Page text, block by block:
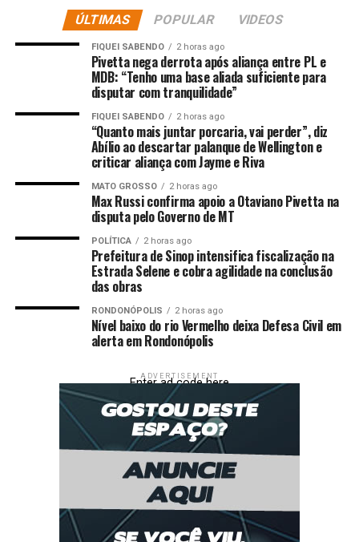
órgãos estaduais e famílias beneficiadas pela
regularização fundiária.
O juiz diretor do Fórum da Comarca de Jaciara,
Fernando Kendi Ishikawa, destacou a importância da
regularização para a população. “Quando a família tem a
propriedade regularizada em seu nome, conquista
tranquilidade e segurança para morar ou até negociar
esse imóvel futuramente. Isso fortalece as relações
jurídicas e beneficia toda a comunidade”, afirmou.
A prefeita Andreia Wagner enfatizou a união entre os
órgãos envolvidos para a realização do trabalho e o
impacto social da regularização fundiária na vida das
famílias. “Nós sabemos a diferença que faz ter a
escritura na mão. Muitas pessoas não se sentiam
verdadeiramente donas da própria casa sem esse
documento. Hoje, essa segurança está sendo garantida
O processo de regularização foi desenvolvido ao longo
de aproximadamente três anos. A maior parte dos
títulos foi entregue gratuitamente. Apenas 12
beneficiários terão custos relacionados a critérios legais,
como renda acima do limite estabelecido ou existência
de outro imóvel em nome próprio. Mesmo nesses casos,
as taxas foram reduzidas por meio de medidas que
diminuíram os valores de ITBI e custos cartorários.
ÚLTIMAS POPULAR VIDEOS
FIQUEI SABENDO 2 horas ago
Pivetta nega derrota após aliança entre PL e
MDB: “Tenho uma base aliada suficiente para
disputar com tranquilidade”
FIQUEI SABENDO 2 horas ago
“Quanto mais juntar porcaria, vai perder”, diz
Abílio ao descartar palanque de Wellington e
criticar aliança com Jayme e Riva
MATO GROSSO 2 horas ago
Max Russi confirma apoio a Otaviano Pivetta na
disputa pelo Governo de MT
POLÍTICA 2 horas ago
Prefeitura de Sinop intensifica fiscalização na
Estrada Selene e cobra agilidade na conclusão
das obras
RONDONÓPOLIS 2 horas ago
Nível baixo do rio Vermelho deixa Defesa Civil em
alerta em Rondonópolis
ADVERTISEMENT
Enter ad code here